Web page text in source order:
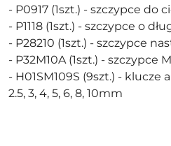
- P0917 (1szt.) - szczypce do
- P1118 (1szt.) - szczypce o
- P28210 (1szt.) - szczypce
- P32M10A (1szt.) - szczypce
- H01SM109S (9szt.) - klucze
2.5, 3, 4, 5, 6, 8, 10mm